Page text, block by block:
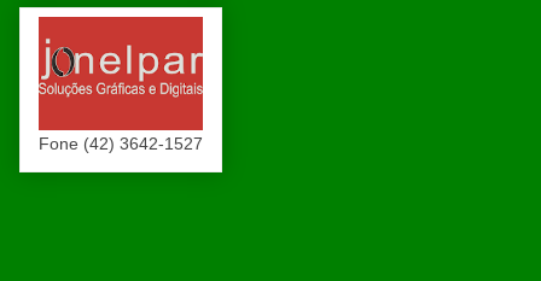
Fone (42) 3642-1527